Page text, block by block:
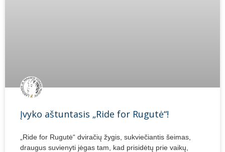
Įvyko aštuntasis „Ride for Rugutė“!
„Ride for Rugutė“ dviračių žygis, sukviečiantis šeimas,
draugus suvienyti jėgas tam, kad prisidėtų prie vaikų,